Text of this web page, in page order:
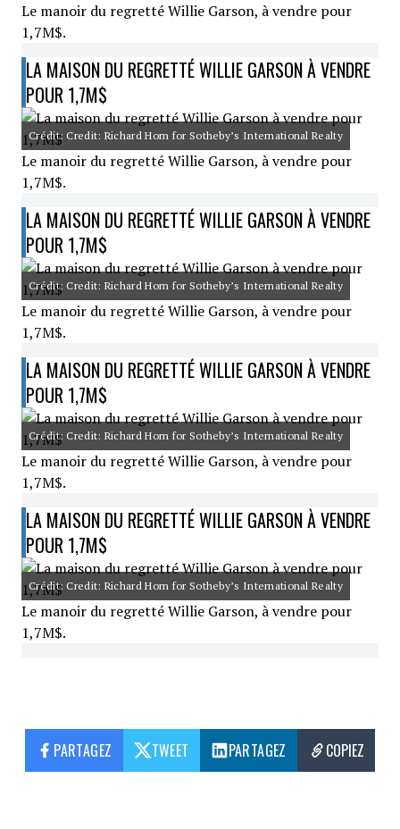
Le manoir du regretté Willie Garson, à vendre pour
1,7M$.
LA MAISON DU REGRETTÉ WILLIE GARSON À VENDRE
POUR 1,7M$
Crédit: Credit: Richard Horn for Sotheby’s International Realty
Le manoir du regretté Willie Garson, à vendre pour
1,7M$.
LA MAISON DU REGRETTÉ WILLIE GARSON À VENDRE
POUR 1,7M$
Crédit: Credit: Richard Horn for Sotheby’s International Realty
Le manoir du regretté Willie Garson, à vendre pour
1,7M$.
LA MAISON DU REGRETTÉ WILLIE GARSON À VENDRE
POUR 1,7M$
Crédit: Credit: Richard Horn for Sotheby’s International Realty
Le manoir du regretté Willie Garson, à vendre pour
1,7M$.
LA MAISON DU REGRETTÉ WILLIE GARSON À VENDRE
POUR 1,7M$
Crédit: Credit: Richard Horn for Sotheby’s International Realty
Le manoir du regretté Willie Garson, à vendre pour
1,7M$.
PARTAGEZ TWEET PARTAGEZ COPIEZ